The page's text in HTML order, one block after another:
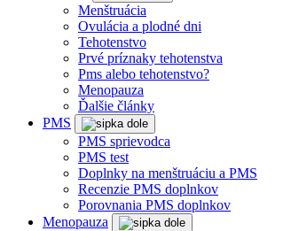
Menštruácia
Ovulácia a plodné dni
Tehotenstvo
Prvé príznaky tehotenstva
Pms alebo tehotenstvo?
Menopauza
Ďalšie články
PMS
PMS sprievodca
PMS test
Doplnky na menštruáciu a PMS
Recenzie PMS doplnkov
Porovnania PMS doplnkov
Menopauza